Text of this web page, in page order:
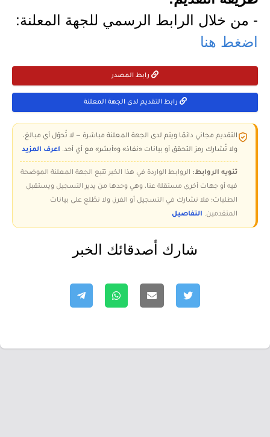
- من خلال الرابط الرسمي للجهة المعلنة:
اضغط هنا
رابط المصدر
رابط التقديم لدى الجهة المعلنة
التقديم مجاني دائمًا ويتم لدى الجهة المعلنة مباشرة — لا تُحوّل أي مبالغ،
ولا تُشارك رمز التحقق أو بيانات «نفاذ» و«أبشر» مع أي أحد. اعرف المزيد
تنويه الروابط: الروابط الواردة في هذا الخبر تتبع الجهة المعلنة الموضحة
فيه أو جهات أخرى مستقلة عنا، وهي وحدها من يدير التسجيل ويستقبل
الطلبات؛ فلا نشارك في التسجيل أو الفرز، ولا نطّلع على بيانات
المتقدمين. التفاصيل
شارك أصدقائك الخبر